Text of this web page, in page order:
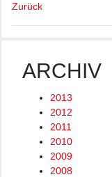
Zurück
ARCHIV
2013
2012
2011
2010
2009
2008